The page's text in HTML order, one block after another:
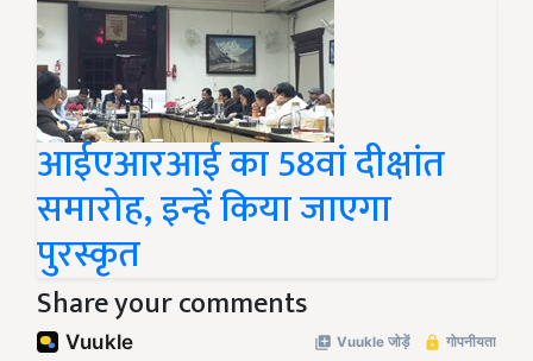
आईएआरआई का 58वां दीक्षांत
समारोह, इन्हें किया जाएगा
पुरस्कृत
Share your comments